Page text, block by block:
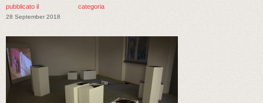
pubblicato il
28 September 2018
categoria